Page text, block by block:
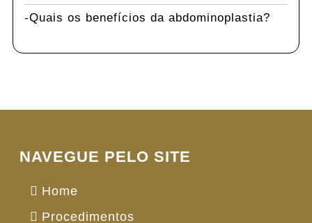
Quais os benefícios da abdominoplastia?
NAVEGUE PELO SITE
Home
Procedimentos